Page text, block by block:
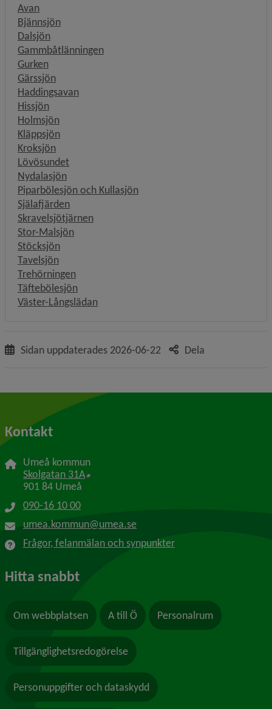
Avan
Bjännsjön
Dalsjön
Gammbåtlänningen
Gurken
Gärssjön
Haddingsavan
Hissjön
Holmsjön
Kläppsjön
Kroksjön
Lövösundet
Nydalasjön
Piparbölesjön och Kullasjön
Själafjärden
Skravelsjötjärnen
Stor-Malsjön
Stöcksjön
Tavelsjön
Trehörningen
Täftebölesjön
Väster-Långslädan
Sidan uppdaterades 2026-06-22 Dela
Kontakt
Umeå kommun
Skolgatan 31A Länk till annan webbplats, öppnas i nytt
901 84 Umeå
090-16 10 00
umea.kommun@umea.se
Frågor, felanmälan och synpunkter
Hitta snabbt
Om webbplatsen A till Ö Personalrum
Tillgänglighetsredogörelse
Personuppgifter och dataskydd